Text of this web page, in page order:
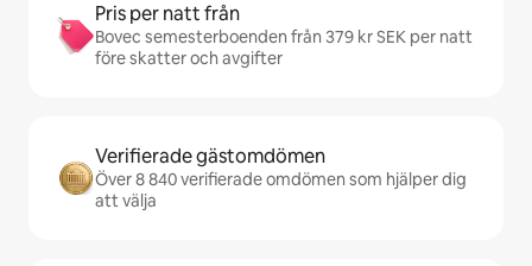
Pris per natt från
Bovec semesterboenden från 379 kr SEK per natt
före skatter och avgifter
Verifierade gästomdömen
Över 8 840 verifierade omdömen som hjälper dig
att välja